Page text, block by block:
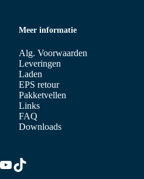
Meer informatie
Alg. Voorwaarden
Leveringen
Laden
EPS retour
Pakketvellen
Links
FAQ
Downloads
YouTube
TikTok